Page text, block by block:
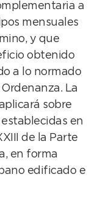
a
mensuales
y que
obtenido
a lo normado
La
sobre
en
de la Parte
en forma
edificado e